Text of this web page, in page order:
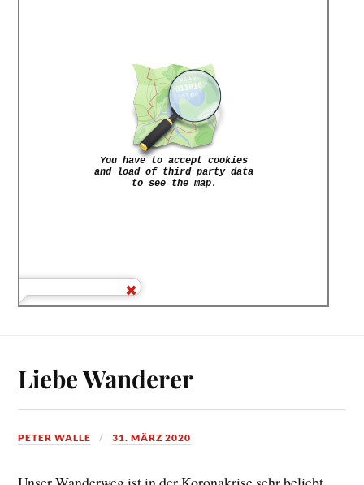
Liebe Wanderer
PETER WALLE 31. MÄRZ 2020